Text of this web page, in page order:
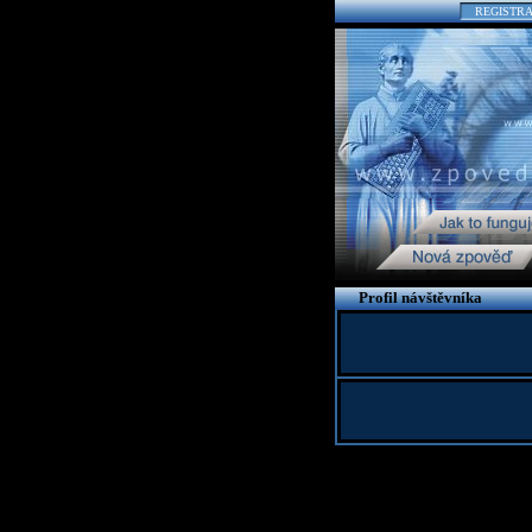
Profil návštěvníka